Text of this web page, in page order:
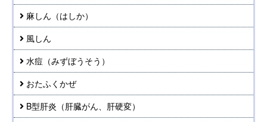
麻しん（はしか）
風しん
水痘（みずぼうそう）
おたふくかぜ
B型肝炎（肝臓がん、肝硬変）